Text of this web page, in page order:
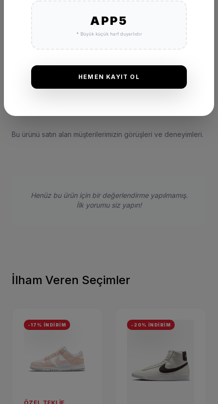
DEĞERLENDIRMELER
Bu ürünü satın alan müşterilerimizin görüşleri ve deneyimleri.
Henüz bu ürün için bir değerlendirme yapılmamış.
İlk yorumu siz yapın!
İlham Veren Seçimler
-17% İNDİRİM -20% İNDİRİM
APP5
* Büyük küçük harf duyarlıdır
HEMEN KAYIT OL